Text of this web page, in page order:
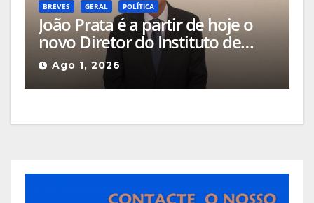
BREVES GERAL POLÍTICA
João Prata é a partir de hoje o
novo Diretor do Instituto de
Emprego e Formação
Profissional da Guarda
Ago 1, 2026